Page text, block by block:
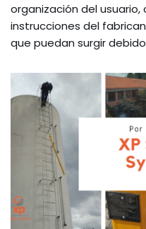
organización del
instrucciones del
que puedan surgir